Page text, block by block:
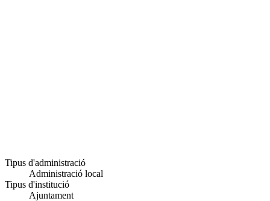
Tipus d'administració
Administració local
Tipus d'institució
Ajuntament